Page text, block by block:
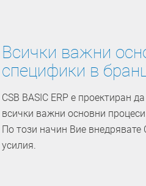
Всички важни
специфики в
CSB BASIC ERP е проектиран
всички важни основни
По този начин Вие
усилия.